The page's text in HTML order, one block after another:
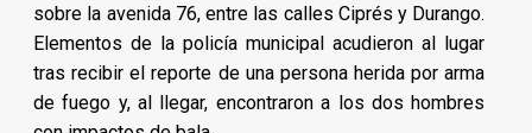
sobre la avenida 76, entre las calles Ciprés y Durango.
Elementos de la policía municipal acudieron al lugar
tras recibir el reporte de una persona herida por arma
de fuego y, al llegar, encontraron a los dos hombres